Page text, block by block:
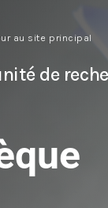
au site principal
de